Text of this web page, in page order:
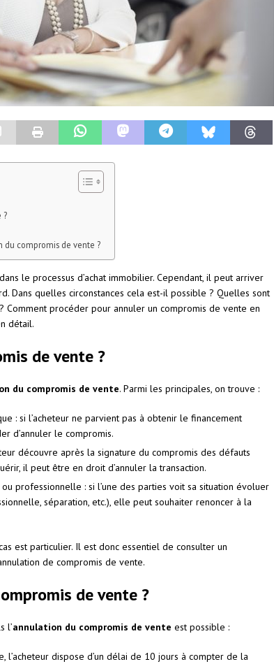
?
du compromis de vente ?
le processus d’achat immobilier. Cependant, il peut arriver
Dans quelles circonstances cela est-il possible ? Quelles sont
Comment procéder pour annuler un compromis de vente en
détail.
de vente ?
du compromis de vente. Parmi les principales, on trouve :
: si l’acheteur ne parvient pas à obtenir le financement
d’annuler le compromis.
découvre après la signature du compromis des défauts
il peut être en droit d’annuler la transaction.
professionnelle : si l’une des parties voit sa situation évoluer
séparation, etc.), elle peut souhaiter renoncer à la
est particulier. Il est donc essentiel de consulter un
de compromis de vente.
de vente ?
l’annulation du compromis de vente est possible :
l’acheteur dispose d’un délai de 10 jours à compter de la